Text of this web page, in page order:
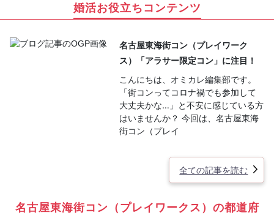
婚活お役立ちコンテンツ
名古屋東海街コン（プレイワーク
ス）「アラサー限定コン」に注目！
こんにちは、オミカレ編集部です。
「街コンってコロナ禍でも参加して
大丈夫かな…」と不安に感じている方
はいませんか？ 今回は、名古屋東海
街コン（プレイ
全ての記事を読む
名古屋東海街コン（プレイワークス）の都道府